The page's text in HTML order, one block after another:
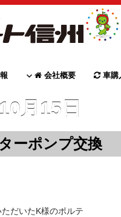
会社概要 車購
月15日
ーポンプ交換
だいたK様のポルテ